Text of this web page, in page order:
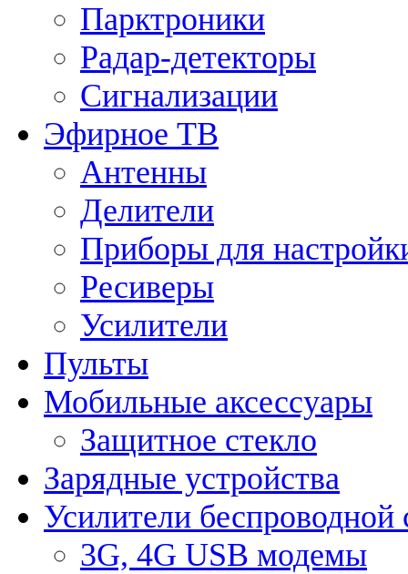
Парктроники
Радар-детекторы
Сигнализации
Эфирное ТВ
Антенны
Делители
Приборы для
Ресиверы
Усилители
Пульты
Мобильные аксессуары
Защитное стекло
Зарядные устройства
Усилители беспроводной
3G, 4G USB модемы